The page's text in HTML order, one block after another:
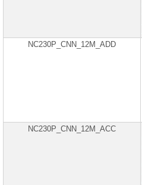
GeoniCS
NC230P_CNN_12M_ADD
NC230P_CNN_12M_ACC